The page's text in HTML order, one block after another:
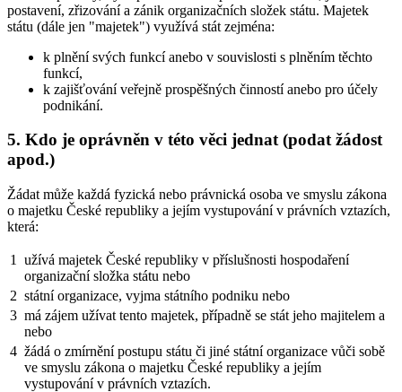
postavení, zřizování a zánik organizačních složek státu. Majetek
státu (dále jen "majetek") využívá stát zejména:
k plnění svých funkcí anebo v souvislosti s plněním těchto
funkcí,
k zajišťování veřejně prospěšných činností anebo pro účely
podnikání.
5. Kdo je oprávněn v této věci jednat (podat žádost
apod.)
Žádat může každá fyzická nebo právnická osoba ve smyslu zákona
o majetku České republiky a jejím vystupování v právních vztazích,
která:
1
užívá majetek České republiky v příslušnosti hospodaření
organizační složka státu nebo
2 státní organizace, vyjma státního podniku nebo
3 má zájem užívat tento majetek, případně se stát jeho majitelem a
nebo
4 žádá o zmírnění postupu státu či jiné státní organizace vůči sobě
ve smyslu zákona o majetku České republiky a jejím
vystupování v právních vztazích.